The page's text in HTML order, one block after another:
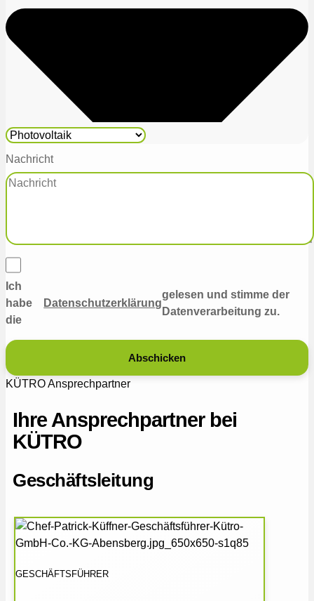
Nachricht
Ich
habe
die
Datenschutzerklärung
gelesen und stimme der
Datenverarbeitung zu.
Abschicken
KÜTRO Ansprechpartner
Ihre Ansprechpartner bei
KÜTRO
Geschäftsleitung
GESCHÄFTSFÜHRER